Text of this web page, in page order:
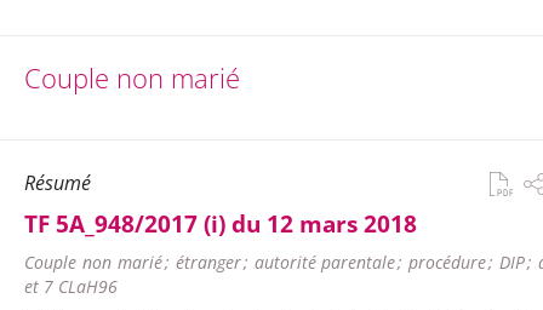
Couple non marié
Résumé
TF 5A_948/2017 (i) du 12 mars 2018
Couple non marié ; étranger ; autorité parentale ; procédure ; DIP ;
et 7 CLaH96